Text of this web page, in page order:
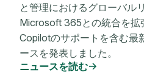
と管理におけるグローバル
Microsoft 365との統合を
Copilotのサポートを含む最
ースを発表しました。
ニュースを読む